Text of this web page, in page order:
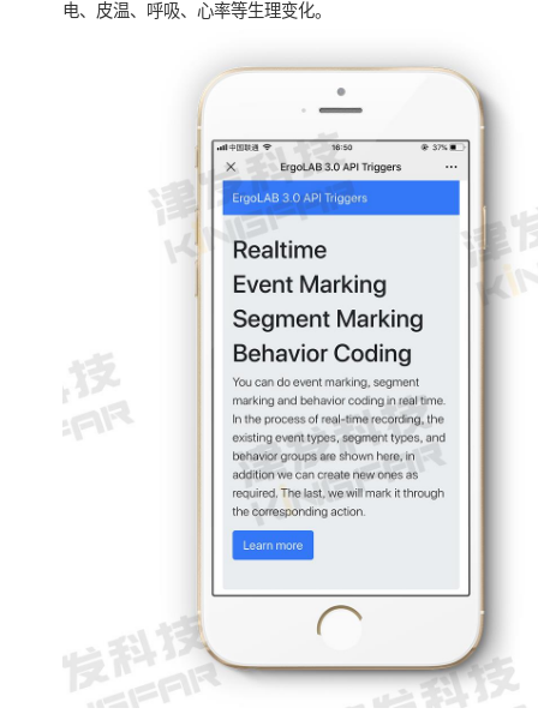
电、皮温、呼吸、心率等生理变化。